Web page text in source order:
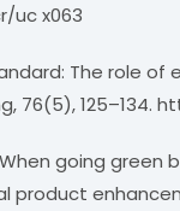
uc x063
The role
125–134.
When going
product